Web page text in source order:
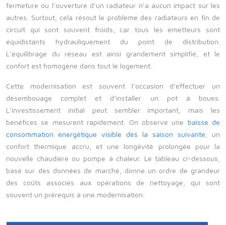
fermeture ou l’ouverture d’un radiateur n’a aucun impact sur les
autres. Surtout, cela résout le problème des radiateurs en fin de
circuit qui sont souvent froids, car tous les émetteurs sont
équidistants hydrauliquement du point de distribution.
L’équilibrage du réseau est ainsi grandement simplifié, et le
confort est homogène dans tout le logement.
Cette modernisation est souvent l’occasion d’effectuer un
désembouage complet et d’installer un pot à boues.
L’investissement initial peut sembler important, mais les
bénéfices se mesurent rapidement. On observe une baisse de
consommation énergétique visible dès la saison suivante , un
confort thermique accru, et une longévité prolongée pour la
nouvelle chaudière ou pompe à chaleur. Le tableau ci-dessous,
basé sur des données de marché, donne un ordre de grandeur
des coûts associés aux opérations de nettoyage, qui sont
souvent un prérequis à une modernisation.